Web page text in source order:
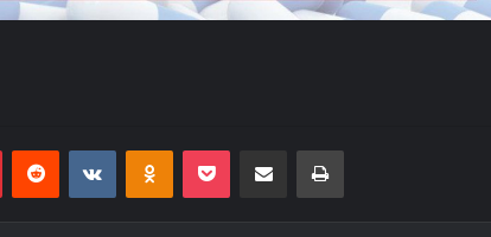
PinterestReddit VKontakteOdnoklassniki
Pocket E-Posta ile paylaş Yazdır